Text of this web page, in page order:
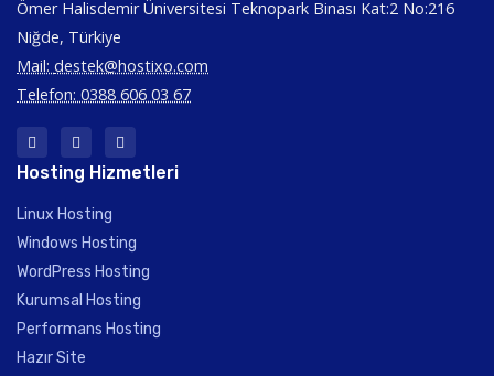
Ömer Halisdemir Üniversitesi Teknopark Binası Kat:2 No:216
Niğde, Türkiye
Mail: destek@hostixo.com
Telefon: 0388 606 03 67
Hosting Hizmetleri
Linux Hosting
Windows Hosting
WordPress Hosting
Kurumsal Hosting
Performans Hosting
Hazır Site